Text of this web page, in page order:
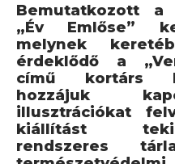
Bemutatkozott a
„Év Emlőse”
melynek
érdeklődő a
című kortárs
hozzájuk
illusztrációkat
kiállítást
rendszeres